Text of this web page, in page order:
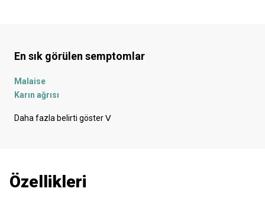
En sık görülen semptomlar
Malaise
Karın ağrısı
Mide bulantısı
Kanama
Şişkinlik - gaz
Daha fazla belirti gösterᐯ
Özellikleri